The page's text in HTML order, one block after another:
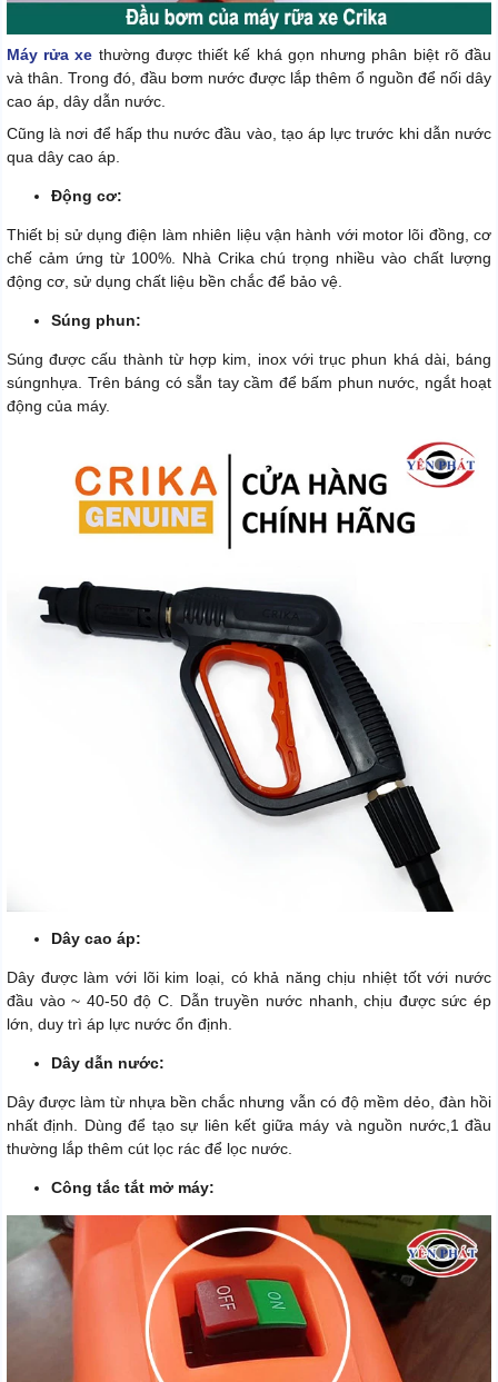
Máy rửa xe thường được thiết kế khá gọn nhưng phân biệt rõ đầu
và thân. Trong đó, đầu bơm nước được lắp thêm ổ nguồn để nối dây
cao áp, dây dẫn nước.
Cũng là nơi để hấp thu nước đầu vào, tạo áp lực trước khi dẫn nước
qua dây cao áp.
Động cơ:
Thiết bị sử dụng điện làm nhiên liệu vận hành với motor lõi đồng, cơ
chế cảm ứng từ 100%. Nhà Crika chú trọng nhiều vào chất lượng
động cơ, sử dụng chất liệu bền chắc để bảo vệ.
Súng phun:
Súng được cấu thành từ hợp kim, inox với trục phun khá dài, báng
súngnhựa. Trên báng có sẵn tay cầm để bấm phun nước, ngắt hoạt
động của máy.
Dây cao áp:
Dây được làm với lõi kim loại, có khả năng chịu nhiệt tốt với nước
đầu vào ~ 40-50 độ C. Dẫn truyền nước nhanh, chịu được sức ép
lớn, duy trì áp lực nước ổn định.
Dây dẫn nước:
Dây được làm từ nhựa bền chắc nhưng vẫn có độ mềm dẻo, đàn hồi
nhất định. Dùng để tạo sự liên kết giữa máy và nguồn nước,1 đầu
thường lắp thêm cút lọc rác để lọc nước.
Công tắc tắt mở máy: